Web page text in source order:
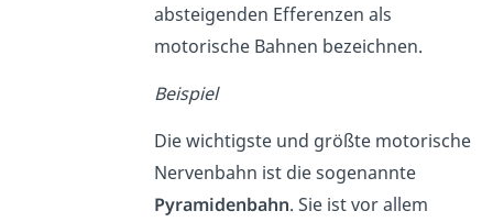
absteigenden Efferenzen als
motorische Bahnen bezeichnen.
Beispiel
Die wichtigste und größte motorische
Nervenbahn ist die sogenannte
Pyramidenbahn. Sie ist vor allem